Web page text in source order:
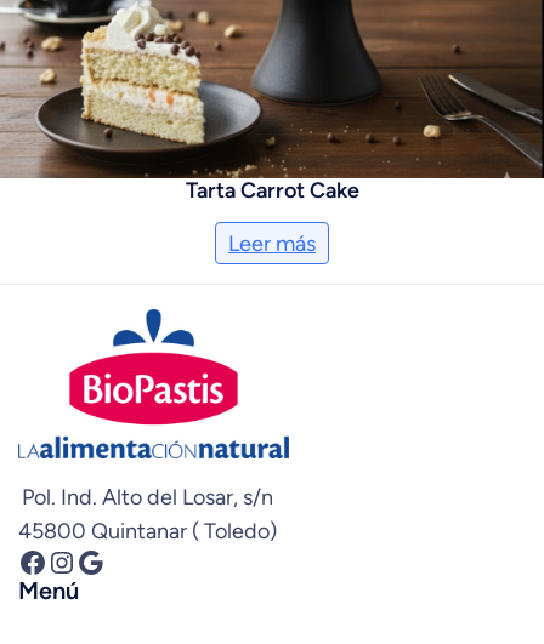
Tarta Carrot Cake
Leer más
Pol. Ind. Alto del Losar, s/n
45800 Quintanar ( Toledo)
Facebook InstagramGoogle
Menú